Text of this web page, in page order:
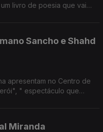
livro de poesia que vai
Sancho e Shahd
apresentam no Centro de
" espectáculo que
Miranda